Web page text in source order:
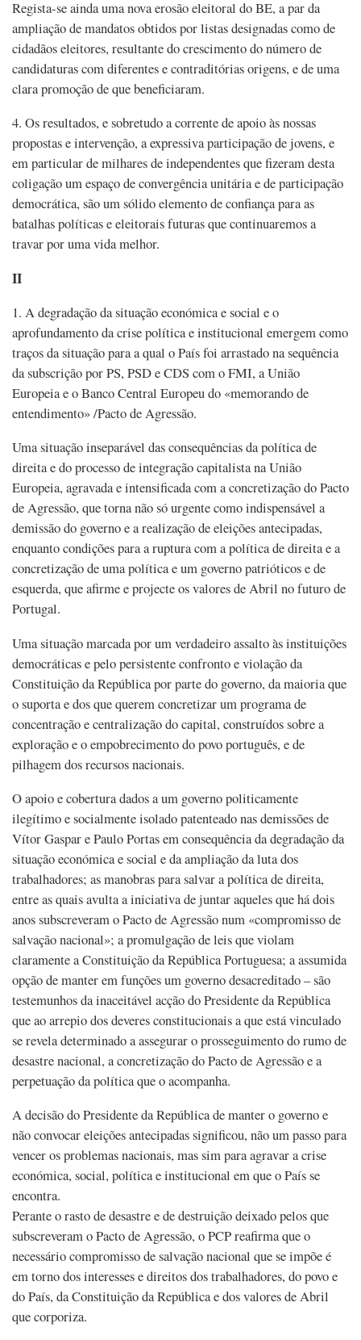
Regista-se ainda uma nova erosão eleitoral do BE, a par da
ampliação de mandatos obtidos por listas designadas como de
cidadãos eleitores, resultante do crescimento do número de
candidaturas com diferentes e contraditórias origens, e de uma
clara promoção de que beneficiaram.
4. Os resultados, e sobretudo a corrente de apoio às nossas
propostas e intervenção, a expressiva participação de jovens, e
em particular de milhares de independentes que fizeram desta
coligação um espaço de convergência unitária e de participação
democrática, são um sólido elemento de confiança para as
batalhas políticas e eleitorais futuras que continuaremos a
travar por uma vida melhor.
II
1. A degradação da situação económica e social e o
aprofundamento da crise política e institucional emergem como
traços da situação para a qual o País foi arrastado na sequência
da subscrição por PS, PSD e CDS com o FMI, a União
Europeia e o Banco Central Europeu do «memorando de
entendimento» /Pacto de Agressão.
Uma situação inseparável das consequências da política de
direita e do processo de integração capitalista na União
Europeia, agravada e intensificada com a concretização do Pacto
de Agressão, que torna não só urgente como indispensável a
demissão do governo e a realização de eleições antecipadas,
enquanto condições para a ruptura com a política de direita e a
concretização de uma política e um governo patrióticos e de
esquerda, que afirme e projecte os valores de Abril no futuro de
Portugal.
Uma situação marcada por um verdadeiro assalto às instituições
democráticas e pelo persistente confronto e violação da
Constituição da República por parte do governo, da maioria que
o suporta e dos que querem concretizar um programa de
concentração e centralização do capital, construídos sobre a
exploração e o empobrecimento do povo português, e de
pilhagem dos recursos nacionais.
O apoio e cobertura dados a um governo politicamente
ilegítimo e socialmente isolado patenteado nas demissões de
Vítor Gaspar e Paulo Portas em consequência da degradação da
situação económica e social e da ampliação da luta dos
trabalhadores; as manobras para salvar a política de direita,
entre as quais avulta a iniciativa de juntar aqueles que há dois
anos subscreveram o Pacto de Agressão num «compromisso de
salvação nacional»; a promulgação de leis que violam
claramente a Constituição da República Portuguesa; a assumida
opção de manter em funções um governo desacreditado – são
testemunhos da inaceitável acção do Presidente da República
que ao arrepio dos deveres constitucionais a que está vinculado
se revela determinado a assegurar o prosseguimento do rumo de
desastre nacional, a concretização do Pacto de Agressão e a
perpetuação da política que o acompanha.
A decisão do Presidente da República de manter o governo e
não convocar eleições antecipadas significou, não um passo para
vencer os problemas nacionais, mas sim para agravar a crise
económica, social, política e institucional em que o País se
encontra.
Perante o rasto de desastre e de destruição deixado pelos que
subscreveram o Pacto de Agressão, o PCP reafirma que o
necessário compromisso de salvação nacional que se impõe é
em torno dos interesses e direitos dos trabalhadores, do povo e
do País, da Constituição da República e dos valores de Abril
que corporiza.